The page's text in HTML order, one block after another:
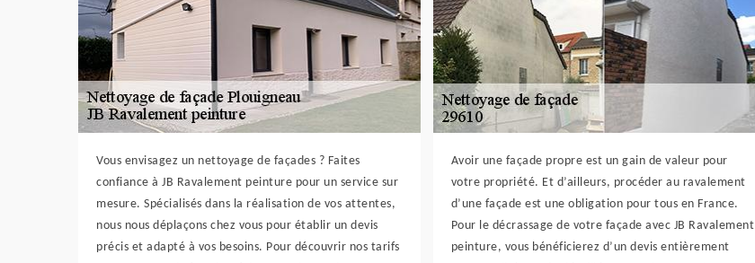
Vous envisagez un nettoyage de façades ? Faites
confiance à JB Ravalement peinture pour un service sur
mesure. Spécialisés dans la réalisation de vos attentes,
nous nous déplaçons chez vous pour établir un devis
précis et adapté à vos besoins. Pour découvrir nos tarifs
Avoir une façade propre est un gain de valeur pour
votre propriété. Et d’ailleurs, procéder au ravalement
d’une façade est une obligation pour tous en France.
Pour le décrassage de votre façade avec JB Ravalement
peinture, vous bénéficierez d’un devis entièrement